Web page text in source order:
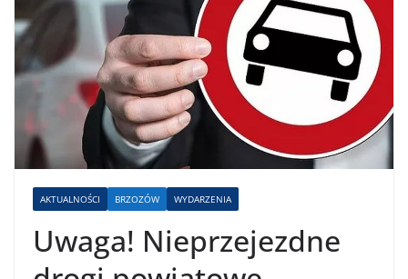
AKTUALNOŚCI BRZOZÓW WYDARZENIA
Uwaga! Nieprzejezdne